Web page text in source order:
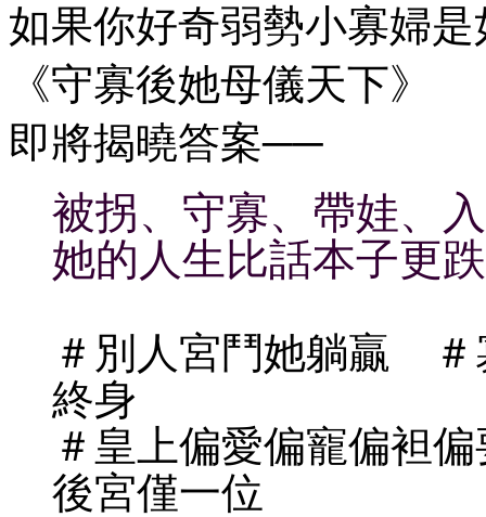
如果你好奇弱勢小寡婦
《守寡後她母儀天下》
即將揭曉答案──
被拐、守寡、帶娃、
她的人生比話本子更
＃別人宮鬥她躺贏
終身
＃皇上偏愛偏寵偏袒
後宮僅一位